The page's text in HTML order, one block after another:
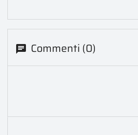
Commenti (0)